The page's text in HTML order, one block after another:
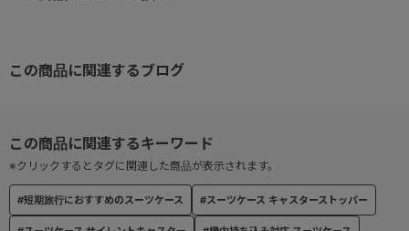
● 背面ポケット
● 上部レザーハンドル
ハンドル。
#短期旅行におすすめのスーツケース #スーツケース キャスターストッパー
※クリックするとタグに関連した商品が表示されます。
この商品に関連するブログ